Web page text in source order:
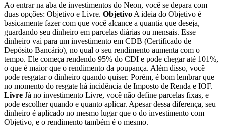
Ao entrar na aba de investimentos do Neon, você se depara com
duas opções: Objetivo e Livre. Objetivo A ideia do Objetivo é
basicamente fazer com que você alcance a quantia que deseja,
guardando seu dinheiro em parcelas diárias ou mensais. Esse
dinheiro vai para um investimento em CDB (Certificado de
Depósito Bancário), no qual o seu rendimento aumenta com o
tempo. Ele começa rendendo 95% do CDI e pode chegar até 101%,
o que é maior que o rendimento da poupança. Além disso, você
pode resgatar o dinheiro quando quiser. Porém, é bom lembrar que
no momento do resgate há incidência de Imposto de Renda e IOF.
Livre Já no investimento Livre, você não define parcelas fixas, e
pode escolher quando e quanto aplicar. Apesar dessa diferença, seu
dinheiro é aplicado no mesmo lugar que o do investimento com
Objetivo, e o rendimento também é o mesmo.